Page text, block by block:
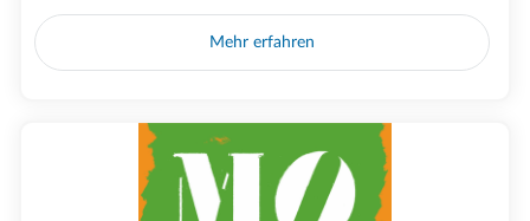
Mehr erfahren